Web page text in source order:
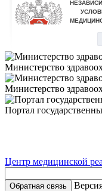
Министерство
Министерство
Портал
Центр медицинской
Обратная связь